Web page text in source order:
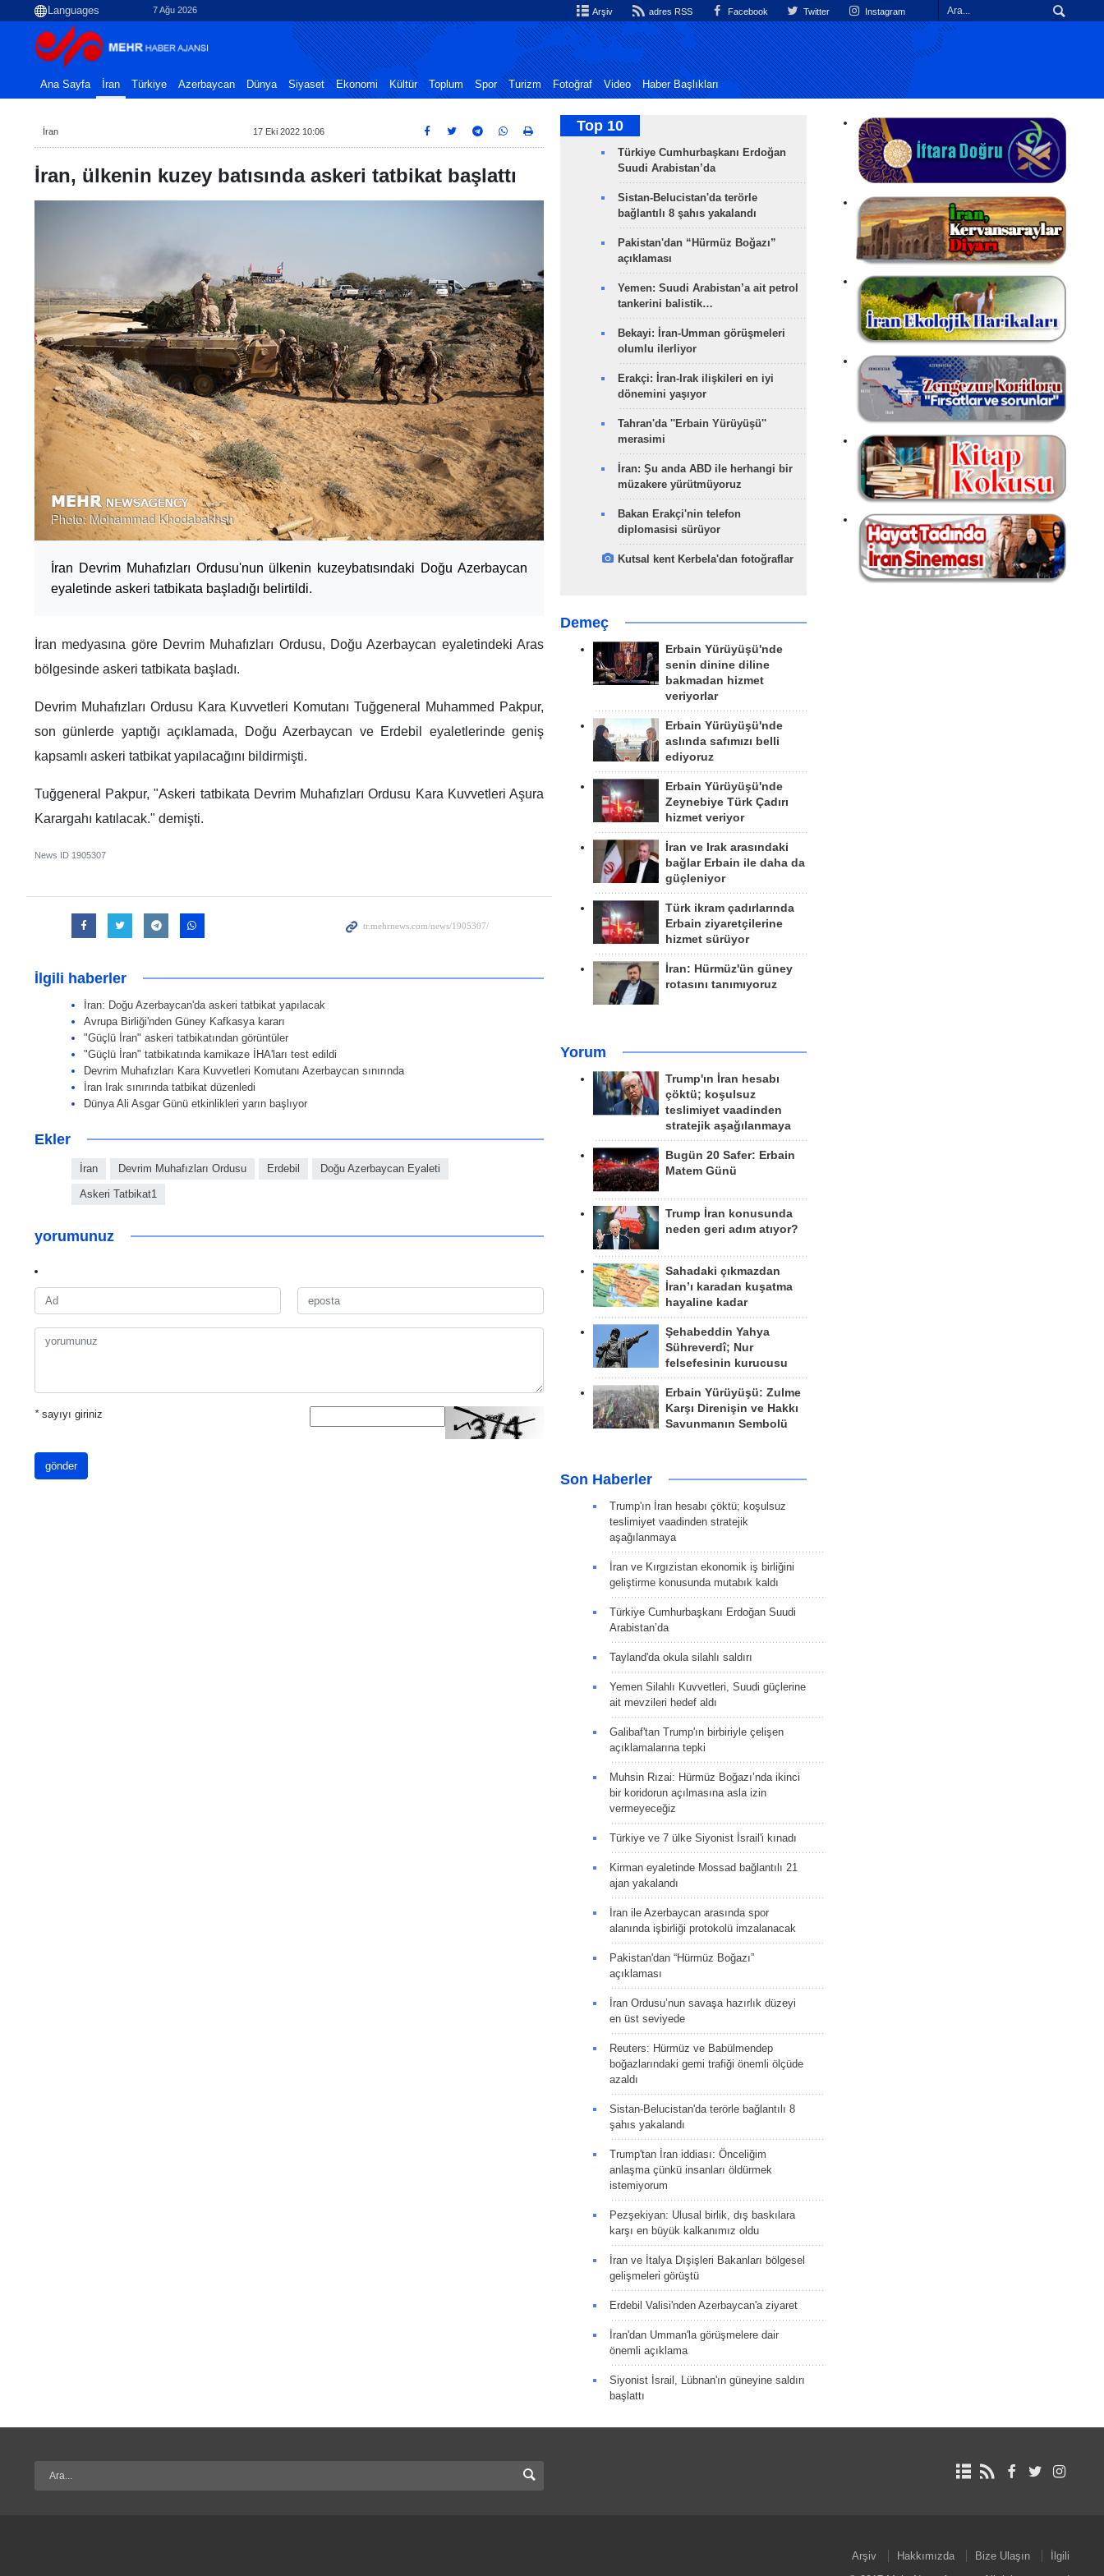
7 Ağu 2026 Arşiv adres RSS Facebook Twitter Instagram
Ana Sayfa İran Türkiye Azerbaycan Dünya Siyaset Ekonomi Kültür Toplum Spor Turizm Fotoğraf Video Haber Başlıkları
İran 17 Eki 2022 10:06
İran, ülkenin kuzey batısında askeri tatbikat başlattı
İran Devrim Muhafızları Ordusu'nun ülkenin kuzeybatısındaki Doğu Azerbaycan
eyaletinde askeri tatbikata başladığı belirtildi.
İran medyasına göre Devrim Muhafızları Ordusu, Doğu Azerbaycan eyaletindeki Aras
bölgesinde askeri tatbikata başladı.
Devrim Muhafızları Ordusu Kara Kuvvetleri Komutanı Tuğgeneral Muhammed Pakpur,
son günlerde yaptığı açıklamada, Doğu Azerbaycan ve Erdebil eyaletlerinde geniş
kapsamlı askeri tatbikat yapılacağını bildirmişti.
Tuğgeneral Pakpur, "Askeri tatbikata Devrim Muhafızları Ordusu Kara Kuvvetleri Aşura
Karargahı katılacak." demişti.
News ID 1905307
İlgili haberler
İran: Doğu Azerbaycan'da askeri tatbikat yapılacak
Avrupa Birliği'nden Güney Kafkasya kararı
"Güçlü İran" askeri tatbikatından görüntüler
"Güçlü İran" tatbikatında kamikaze İHA'ları test edildi
Devrim Muhafızları Kara Kuvvetleri Komutanı Azerbaycan sınırında
İran Irak sınırında tatbikat düzenledi
Dünya Ali Asgar Günü etkinlikleri yarın başlıyor
Ekler
İran Devrim Muhafızları Ordusu Erdebil Doğu Azerbaycan Eyaleti
Askeri Tatbikat1
yorumunuz
*sayıyı giriniz
gönder
Top 10
Türkiye Cumhurbaşkanı Erdoğan
Suudi Arabistan’da
Sistan-Belucistan'da terörle
bağlantılı 8 şahıs yakalandı
Pakistan'dan “Hürmüz Boğazı”
açıklaması
Yemen: Suudi Arabistan’a ait petrol
tankerini balistik…
Bekayi: İran-Umman görüşmeleri
olumlu ilerliyor
Erakçi: İran-Irak ilişkileri en iyi
dönemini yaşıyor
Tahran'da ''Erbain Yürüyüşü''
merasimi
İran: Şu anda ABD ile herhangi bir
müzakere yürütmüyoruz
Bakan Erakçi'nin telefon
diplomasisi sürüyor
Kutsal kent Kerbela'dan fotoğraflar
Demeç
Erbain Yürüyüşü'nde
senin dinine diline
bakmadan hizmet
veriyorlar
Erbain Yürüyüşü'nde
aslında safımızı belli
ediyoruz
Erbain Yürüyüşü'nde
Zeynebiye Türk Çadırı
hizmet veriyor
İran ve Irak arasındaki
bağlar Erbain ile daha da
güçleniyor
Türk ikram çadırlarında
Erbain ziyaretçilerine
hizmet sürüyor
İran: Hürmüz'ün güney
rotasını tanımıyoruz
Yorum
Trump'ın İran hesabı
çöktü; koşulsuz
teslimiyet vaadinden
stratejik aşağılanmaya
Bugün 20 Safer: Erbain
Matem Günü
Trump İran konusunda
neden geri adım atıyor?
Sahadaki çıkmazdan
İran’ı karadan kuşatma
hayaline kadar
Şehabeddin Yahya
Sühreverdî; Nur
felsefesinin kurucusu
Erbain Yürüyüşü: Zulme
Karşı Direnişin ve Hakkı
Savunmanın Sembolü
Son Haberler
Trump'ın İran hesabı çöktü; koşulsuz
teslimiyet vaadinden stratejik
aşağılanmaya
İran ve Kırgızistan ekonomik iş birliğini
geliştirme konusunda mutabık kaldı
Türkiye Cumhurbaşkanı Erdoğan Suudi
Arabistan’da
Tayland'da okula silahlı saldırı
Yemen Silahlı Kuvvetleri, Suudi güçlerine
ait mevzileri hedef aldı
Galibaf'tan Trump'ın birbiriyle çelişen
açıklamalarına tepki
Muhsin Rızai: Hürmüz Boğazı’nda ikinci
bir koridorun açılmasına asla izin
vermeyeceğiz
Türkiye ve 7 ülke Siyonist İsrail'i kınadı
Kirman eyaletinde Mossad bağlantılı 21
ajan yakalandı
İran ile Azerbaycan arasında spor
alanında işbirliği protokolü imzalanacak
Pakistan'dan “Hürmüz Boğazı”
açıklaması
İran Ordusu’nun savaşa hazırlık düzeyi
en üst seviyede
Reuters: Hürmüz ve Babülmendep
boğazlarındaki gemi trafiği önemli ölçüde
azaldı
Sistan-Belucistan'da terörle bağlantılı 8
şahıs yakalandı
Trump'tan İran iddiası: Önceliğim
anlaşma çünkü insanları öldürmek
istemiyorum
Pezşekiyan: Ulusal birlik, dış baskılara
karşı en büyük kalkanımız oldu
İran ve İtalya Dışişleri Bakanları bölgesel
gelişmeleri görüştü
Erdebil Valisi'nden Azerbaycan'a ziyaret
İran'dan Umman'la görüşmelere dair
önemli açıklama
Siyonist İsrail, Lübnan'ın güneyine saldırı
başlattı
Arşiv Hakkımızda Bize Ulaşın
İlgili